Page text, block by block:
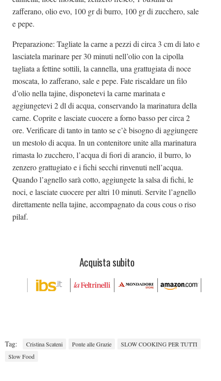
zafferano, olio evo, 100 gr di burro, 100 gr di zucchero, sale
e pepe.
Preparazione: Tagliate la carne a pezzi di circa 3 cm di lato e
lasciatela marinare per 30 minuti nell’olio con la cipolla
tagliata a fettine sottili, la cannella, una grattugiata di noce
moscata, lo zafferano, sale e pepe. Fate riscaldare un filo
d’olio nella tajine, disponetevi la carne marinata e
aggiungetevi 2 dl di acqua, conservando la marinatura della
carne. Coprite e lasciate cuocere a forno basso per circa 2
ore. Verificare di tanto in tanto se c’è bisogno di aggiungere
un mestolo di acqua. In un contenitore unite alla marinatura
rimasta lo zucchero, l’acqua di fiori di arancio, il burro, lo
zenzero grattugiato e i fichi secchi rinvenuti nell’acqua.
Quando l’agnello sarà cotto, aggiungete la salsa di fichi, le
noci, e lasciate cuocere per altri 10 minuti. Servite l’agnello
direttamente nella tajine, accompagnato da cous cous o riso
pilaf.
Acquista subito
Tag: Cristina Scateni Ponte alle Grazie
SLOW COOKING PER TUTTI
Slow Food